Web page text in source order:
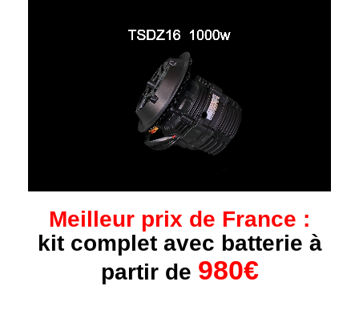
Meilleur prix de France :
kit complet avec batterie à
partir de 980€